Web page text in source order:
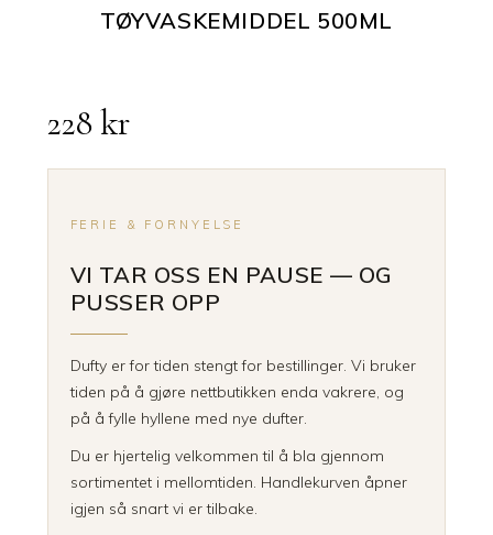
TØYVASKEMIDDEL 500ML
228 kr
FERIE & FORNYELSE
VI TAR OSS EN PAUSE — OG
PUSSER OPP
Dufty er for tiden stengt for bestillinger. Vi bruker
tiden på å gjøre nettbutikken enda vakrere, og
på å fylle hyllene med nye dufter.
Du er hjertelig velkommen til å bla gjennom
sortimentet i mellomtiden. Handlekurven åpner
igjen så snart vi er tilbake.